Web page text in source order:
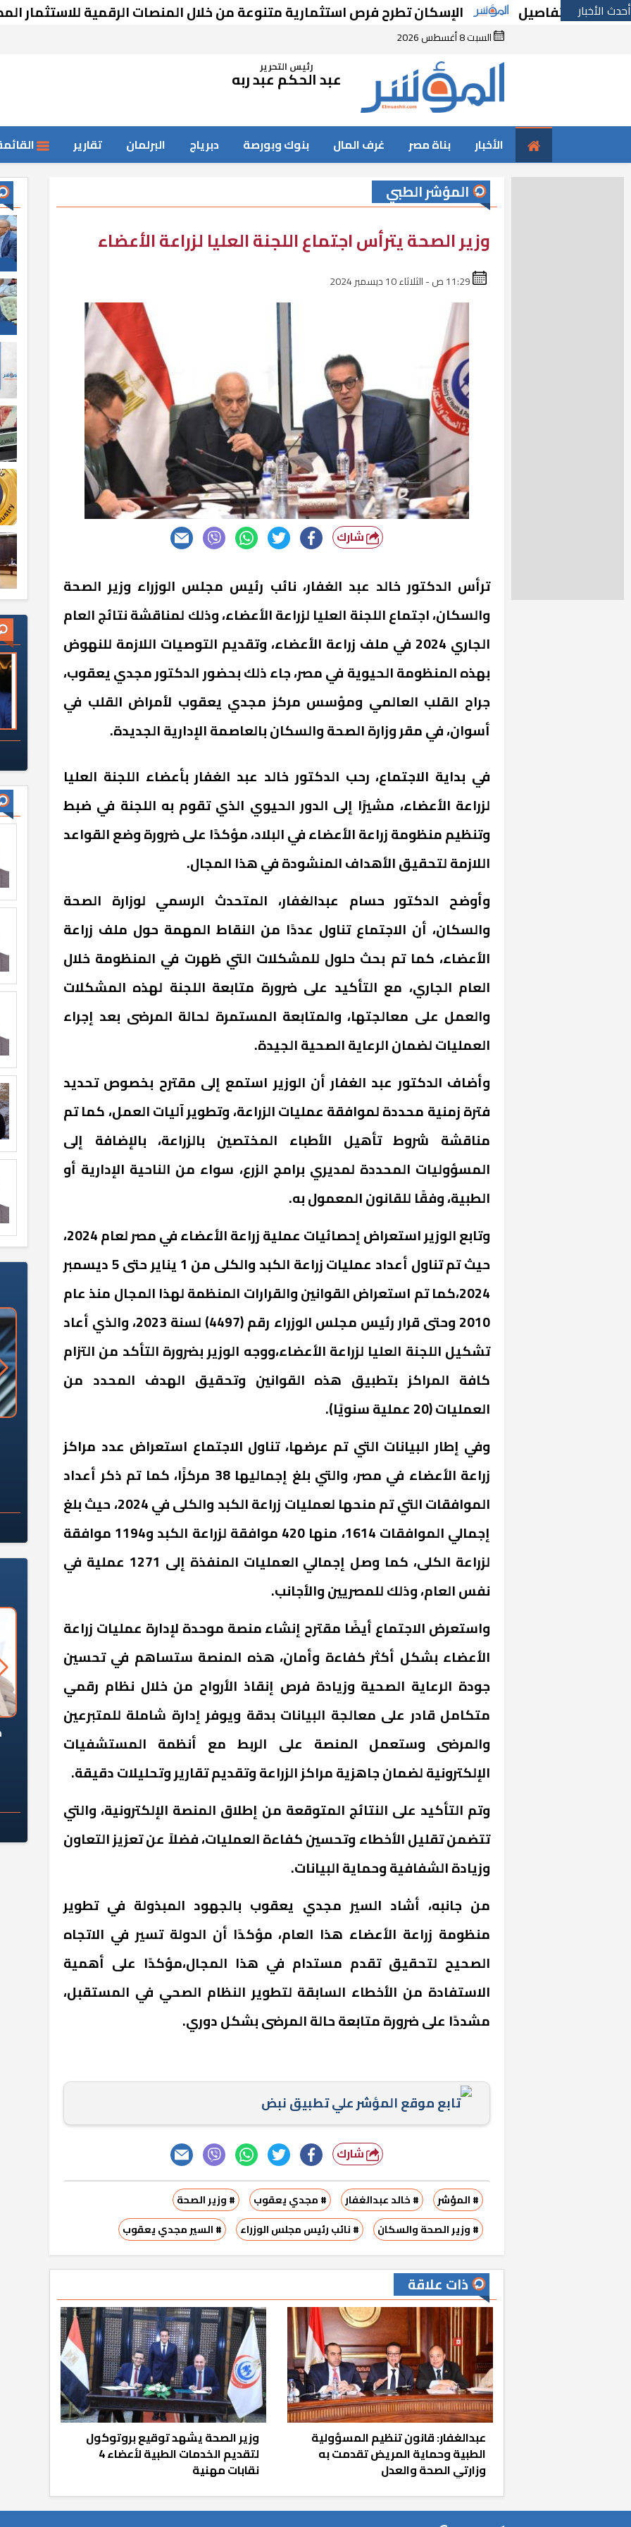
أحدث الأخبار الإسكان تطرح فرص استثمارية متنوعة من خلال المنصات الرقمية للاستثمار المصري
السبت 8 أغسطس 2026
رئيس التحرير
عبد الحكم عبد ربه
الأخبار بناة مصر غرف المال بنوك وبورصة دبرياج البرلمان تقارير
المؤشر الطبي
وزير الصحة يترأس اجتماع اللجنة العليا لزراعة الأعضاء
شارك
ترأس الدكتور خالد عبد الغفار، نائب رئيس مجلس الوزراء وزير الصحة
والسكان، اجتماع اللجنة العليا لزراعة الأعضاء، وذلك لمناقشة نتائج العام
الجاري 2024 في ملف زراعة الأعضاء، وتقديم التوصيات اللازمة للنهوض
بهذه المنظومة الحيوية في مصر، جاء ذلك بحضور الدكتور مجدي يعقوب،
جراح القلب العالمي ومؤسس مركز مجدي يعقوب لأمراض القلب في
أسوان، في مقر وزارة الصحة والسكان بالعاصمة الإدارية الجديدة.
في بداية الاجتماع، رحب الدكتور خالد عبد الغفار بأعضاء اللجنة العليا
لزراعة الأعضاء، مشيرًا إلى الدور الحيوي الذي تقوم به اللجنة في ضبط
وتنظيم منظومة زراعة الأعضاء في البلاد، مؤكدًا على ضرورة وضع القواعد
اللازمة لتحقيق الأهداف المنشودة في هذا المجال.
وأوضح الدكتور حسام عبدالغفار، المتحدث الرسمي لوزارة الصحة
والسكان، أن الاجتماع تناول عددًا من النقاط المهمة حول ملف زراعة
الأعضاء، كما تم بحث حلول للمشكلات التي ظهرت في المنظومة خلال
العام الجاري، مع التأكيد على ضرورة متابعة اللجنة لهذه المشكلات
والعمل على معالجتها، والمتابعة المستمرة لحالة المرضى بعد إجراء
العمليات لضمان الرعاية الصحية الجيدة.
وأضاف الدكتور عبد الغفار أن الوزير استمع إلى مقترح بخصوص تحديد
فترة زمنية محددة لموافقة عمليات الزراعة، وتطوير آليات العمل، كما تم
مناقشة شروط تأهيل الأطباء المختصين بالزراعة، بالإضافة إلى
المسؤوليات المحددة لمديري برامج الزرع، سواء من الناحية الإدارية أو
الطبية، وفقًا للقانون المعمول به.
وتابع الوزير استعراض إحصائيات عملية زراعة الأعضاء في مصر لعام 2024،
حيث تم تناول أعداد عمليات زراعة الكبد والكلى من 1 يناير حتى 5 ديسمبر
2024،كما تم استعراض القوانين والقرارات المنظمة لهذا المجال منذ عام
2010 وحتى قرار رئيس مجلس الوزراء رقم (4497) لسنة 2023، والذي أعاد
تشكيل اللجنة العليا لزراعة الأعضاء،ووجه الوزير بضرورة التأكد من التزام
كافة المراكز بتطبيق هذه القوانين وتحقيق الهدف المحدد من
العمليات (20 عملية سنويًا).
وفي إطار البيانات التي تم عرضها، تناول الاجتماع استعراض عدد مراكز
زراعة الأعضاء في مصر، والتي بلغ إجماليها 38 مركزًا، كما تم ذكر أعداد
الموافقات التي تم منحها لعمليات زراعة الكبد والكلى في 2024، حيث بلغ
إجمالي الموافقات 1614، منها 420 موافقة لزراعة الكبد و1194 موافقة
لزراعة الكلى، كما وصل إجمالي العمليات المنفذة إلى 1271 عملية في
نفس العام، وذلك للمصريين والأجانب.
واستعرض الاجتماع أيضًا مقترح إنشاء منصة موحدة لإدارة عمليات زراعة
الأعضاء بشكل أكثر كفاءة وأمان، هذه المنصة ستساهم في تحسين
جودة الرعاية الصحية وزيادة فرص إنقاذ الأرواح من خلال نظام رقمي
متكامل قادر على معالجة البيانات بدقة ويوفر إدارة شاملة للمتبرعين
والمرضى وستعمل المنصة على الربط مع أنظمة المستشفيات
الإلكترونية لضمان جاهزية مراكز الزراعة وتقديم تقارير وتحليلات دقيقة.
وتم التأكيد على النتائج المتوقعة من إطلاق المنصة الإلكترونية، والتي
تتضمن تقليل الأخطاء وتحسين كفاءة العمليات، فضلاً عن تعزيز التعاون
وزيادة الشفافية وحماية البيانات.
من جانبه، أشاد السير مجدي يعقوب بالجهود المبذولة في تطوير
منظومة زراعة الأعضاء هذا العام، مؤكدًا أن الدولة تسير في الاتجاه
الصحيح لتحقيق تقدم مستدام في هذا المجال،مؤكدًا على أهمية
الاستفادة من الأخطاء السابقة لتطوير النظام الصحي في المستقبل،
مشددًا على ضرورة متابعة حالة المرضى بشكل دوري.
تابع موقع المؤشر علي تطبيق نبض
شارك
# المؤشر # خالد عبدالغفار # مجدي يعقوب
# وزير الصحة
# وزير الصحة والسكان
# نائب رئيس مجلس الوزراء # السير مجدي يعقوب
ذات علاقة
عبدالغفار: قانون تنظيم المسؤولية
الطبية وحماية المريض تقدمت به
وزارتي الصحة والعدل
وزير الصحة يشهد توقيع بروتوكول
لتقديم الخدمات الطبية لأعضاء 4
نقابات مهنية
خشبية بفناء مقبرة "باكي" غذائية في أسبوع
كان اختيار خريج معهد العاشر من
رمضان وزيرًا للإسكان قرارًا صائبًا؟
لماذا تخالف الشركات العقارية
تعليمات الرئيس السيسي؟